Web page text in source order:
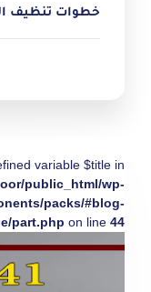
خطوات تنظيف
variable $title in
public_html/wp-
packs/#blog-
part.php on line 44